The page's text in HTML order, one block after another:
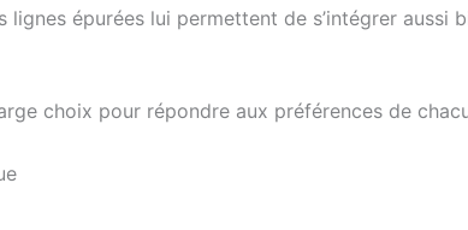
épurées lui permettent de s’intégrer aussi
choix pour répondre aux préférences de